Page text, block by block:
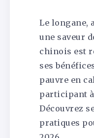
Le longane,
une saveur
chinois est
ses
pauvre en
participant
Découvrez
pratiques